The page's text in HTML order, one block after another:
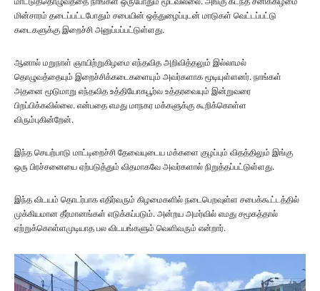
மின்சாரம் தடைப்பட்டபோதும் சபையின் ஒத்துழைப்புடன் மாடுகள் வெட்டப்பட்டு
கடைகளுக்கு இறைச்சி அனுப்பப்பட்டுள்ளது.
ஆனால் மறுநாள் ஞாயிற்றுகிழமை எந்தவித அறிவித்தலும் இல்லாமல்
தொழுவத்தையும் இறைச்சிக்கடைகளையும் அவர்களாக மூடியுள்ளனர். நாங்கள்
அதனை மூடுமாறு எந்தவித உத்தியோகபூர்வ உத்தரவையும் இன்றுவரை
பிறப்பிக்கவில்லை. என்பதை எமது மாநகர மக்களுக்கு கூறிக்கொள்ள
விரும்புகின்றேன்.
இந்த செயற்பாடு மாட்டிறைச்சி தேவையுடைய மக்களை குழப்பும் விதத்திலும் இங்கு
ஒரு பிரச்சனையை ஏற்படுத்தும் விதமாகவே அவர்களால் நிறுத்தப்பட்டுள்ளது.
இந்த விடயம் தொடர்பாக எதிர்வரும் கிழமைகளில் நடைபெறவுள்ள சபைக்கூட்டத்தில்
முக்கியமான தீர்மானங்கள் எடுக்கப்படும். அன்றய அமர்வில் எமது சமூகத்தால்
ஏற்றுக்கொள்ளமுடியாத பல விடயங்களும் வெளிவரும் என்றார்.